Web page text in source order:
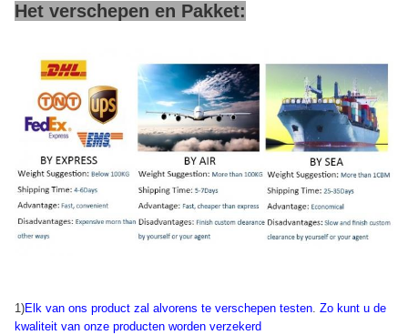
Het verschepen en Pakket:
1)Elk van ons product zal alvorens te verschepen testen. Zo kunt u de
kwaliteit van onze producten worden verzekerd